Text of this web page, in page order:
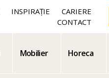
INSPIRAȚIE
CARIERE
CONTACT
Mobilier Horeca